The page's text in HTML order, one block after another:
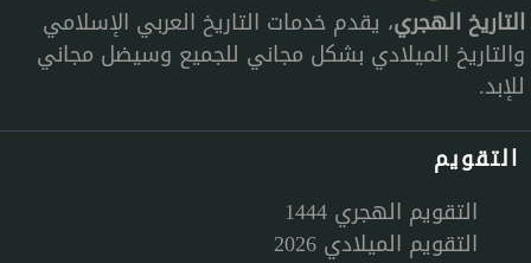
التاريخ الهجري، يقدم خدمات التاريخ العربي الإسلامي
والتاريخ الميلادي بشكل مجاني للجميع وسيضل مجاني
للإبد.
التقويم
التقويم الهجري 1444
التقويم الميلادي 2026